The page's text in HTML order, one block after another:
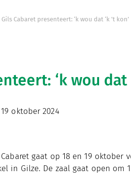
Gils Cabaret presenteert: ‘k wou dat ‘k ’t kon’
‘k wou dat
oktober 2024
gaat op 18 en 19 oktober
in Gilze. De zaal gaat open om